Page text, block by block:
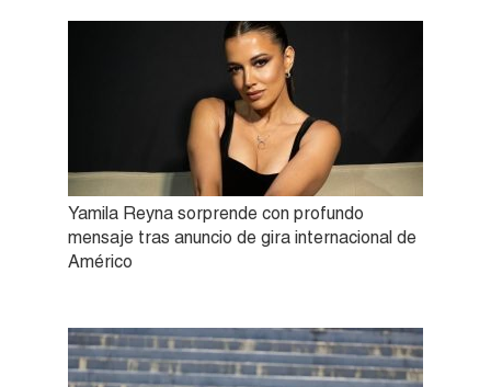
Yamila Reyna sorprende con profundo
mensaje tras anuncio de gira internacional de
Américo